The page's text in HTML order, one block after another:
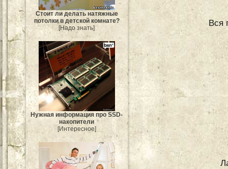
Стоит ли делать натяжные
потолки в детской комнате?
[Надо знать]
Нужная информация про SSD-
накопители
[Интересное]
Вся